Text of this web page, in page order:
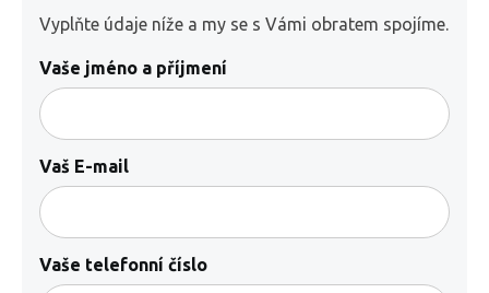
Vyplňte údaje níže a my se s Vámi obratem spojíme.
Vaše jméno a příjmení
Vaš E-mail
Vaše telefonní číslo